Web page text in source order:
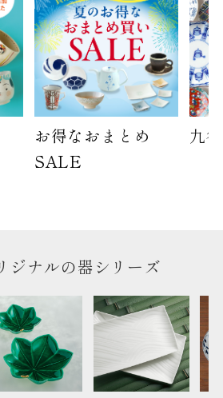
お得なおまとめ
SALE
九
ジナルの器シリーズ